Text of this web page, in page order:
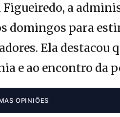
Figueiredo, a
domingos para
Ela destacou
e ao encontro da
OPINIÕES